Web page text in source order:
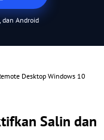
dan Android
Desktop Windows 10
Salin dan